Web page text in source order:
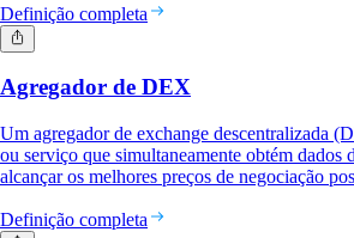
Definição completa
Agregador de DEX
Um agregador de exchange descentralizada
ou serviço que simultaneamente obtém dados
alcançar os melhores preços de negociação
Definição completa